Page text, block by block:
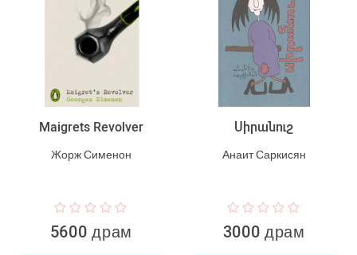
Maigrets Revolver
Жорж Сименон
5600 драм
Սիրանուշ
Анаит Саркисян
3000 драм